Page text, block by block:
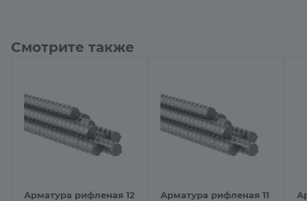
Смотрите также
Арматура рифленая 12
Арматура рифленая 11